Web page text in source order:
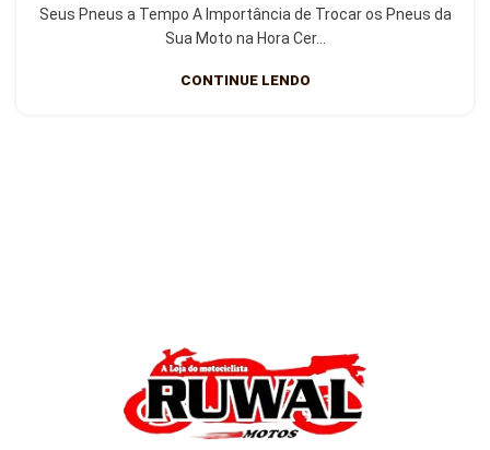
Seus Pneus a Tempo A Importância de Trocar os Pneus da
Sua Moto na Hora Cer...
CONTINUE LENDO